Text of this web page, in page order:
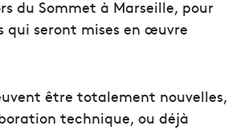
du Sommet à Marseille, pour
qui seront mises en œuvre
être totalement nouvelles,
technique, ou déjà